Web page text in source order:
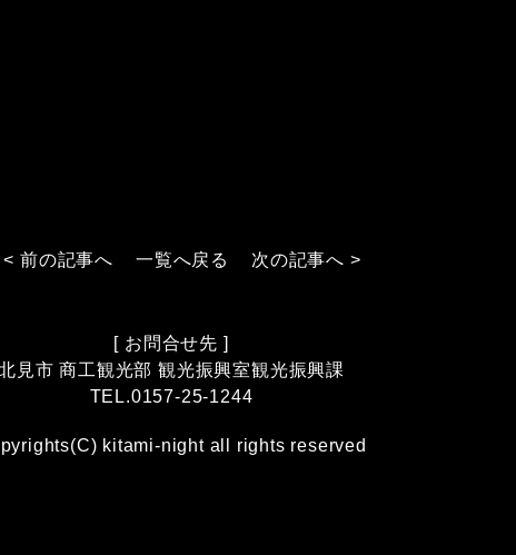
< 前の記事へ 一覧へ戻る 次の記事へ >
[ お問合せ先 ]
見市 商工観光部 観光振興室観光振興課
TEL.0157-25-1244
kitami-night all rights reserved